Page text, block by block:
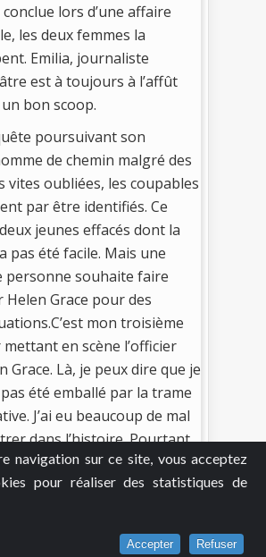
navigation sur ce site, vous acceptez
pour réaliser des statistiques de
Accepter Refuser
lors d’une affaire
les deux femmes la
Emilia, journaliste
est à toujours à l’affût
bon scoop.
poursuivant son
de chemin malgré des
vites oubliées, les coupables
par être identifiés. Ce
jeunes effacés dont la
pas été facile. Mais une
personne souhaite faire
Helen Grace pour des
mon troisième
en scène l’officier
Grace. Là, je peux dire que je
pas été emballé par la trame
J’ai eu beaucoup de mal
dans l’histoire. Pourtant,
est facile à suivre avec de
0